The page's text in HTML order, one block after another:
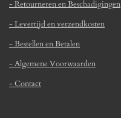
4
5
6
1
9
n n n n
- Retourneren en Beschadigingen
- Levertijd en verzendkosten
- Bestellen en Betalen
- Algemene Voorwaarden
- Contact